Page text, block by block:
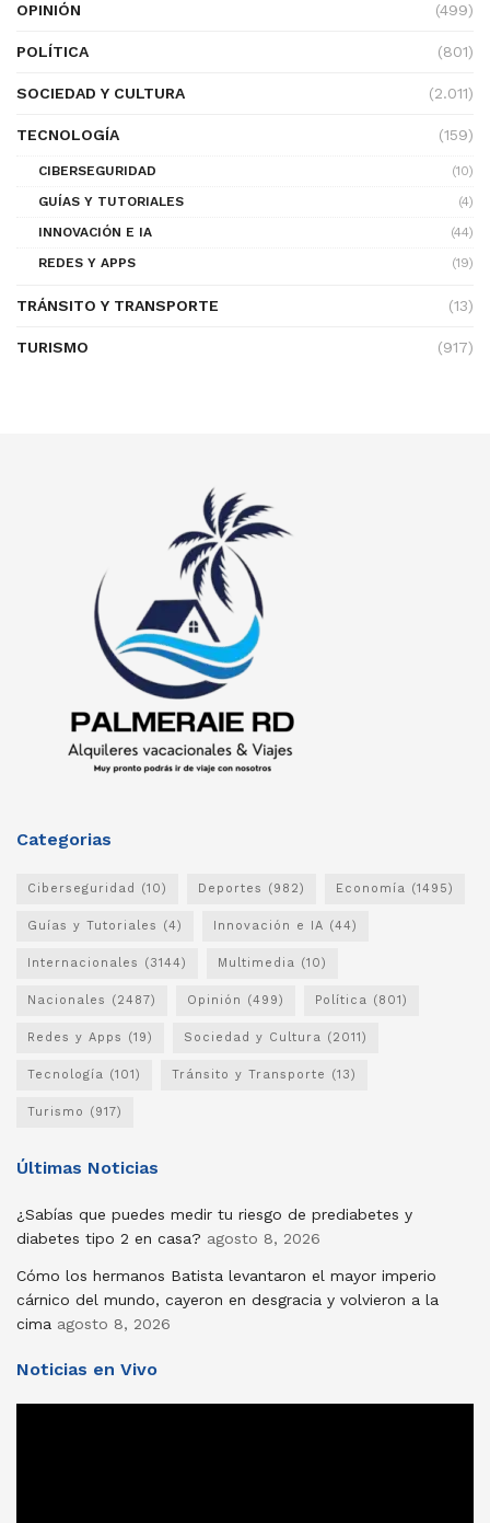
OPINIÓN (499)
POLÍTICA (801)
SOCIEDAD Y CULTURA (2.011)
TECNOLOGÍA (159)
CIBERSEGURIDAD
(10)
GUÍAS Y TUTORIALES
(4)
INNOVACIÓN E IA
(44)
REDES Y APPS
(19)
TRÁNSITO Y TRANSPORTE (13)
TURISMO (917)
Categorias
Ciberseguridad (10) Deportes (982) Economía (1495)
Guías y Tutoriales (4) Innovación e IA (44)
Internacionales (3144) Multimedia (10)
Nacionales (2487) Opinión (499) Política (801)
Redes y Apps (19) Sociedad y Cultura (2011)
Tecnología (101) Tránsito y Transporte (13)
Turismo (917)
Últimas Noticias
¿Sabías que puedes medir tu riesgo de prediabetes y
diabetes tipo 2 en casa? agosto 8, 2026
Cómo los hermanos Batista levantaron el mayor imperio
cárnico del mundo, cayeron en desgracia y volvieron a la
cima agosto 8, 2026
Noticias en Vivo